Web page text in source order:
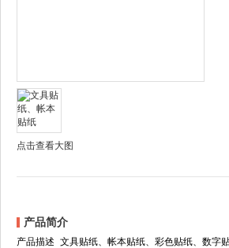
点击查看大图
产品简介
产品描述 文具贴纸、帐本贴纸、彩色贴纸、数字